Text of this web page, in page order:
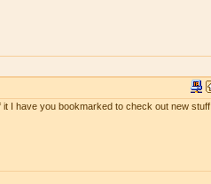
I have you bookmarked to check out new stuff